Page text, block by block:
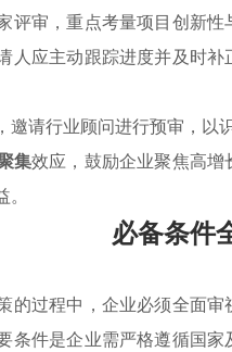
评审，重点考量项目创新
人应主动跟踪进度并及时
邀请行业顾问进行预审，以
集效应，鼓励企业聚焦高
必备条件
的过程中，企业必须全面
条件是企业需严格遵循国家